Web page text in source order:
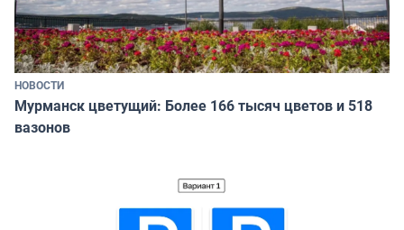
НОВОСТИ
Мурманск цветущий: Более 166 тысяч цветов и 518
вазонов